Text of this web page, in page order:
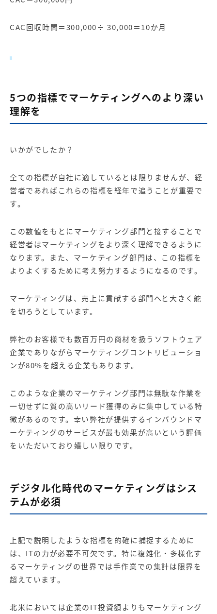
CAC回収時間＝300,000÷ 30,000＝10か月
5つの指標でマーケティングへのより深い
理解を
いかがでしたか？
全ての指標が自社に適しているとは限りませんが、経
営者であればこれらの指標を経年で追うことが重要で
す。
この数値をもとにマーケティング部門と接することで
経営者はマーケティングをより深く理解できるように
なります。また、マーケティング部門は、この指標を
よりよくするために考え努力するようになるのです。
マーケティングは、売上に貢献する部門へと大きく舵
を切ろうとしています。
弊社のお客様でも数百万円の商材を扱うソフトウェア
企業でありながらマーケティングコントリビューショ
ンが80%を超える企業もあります。
このような企業のマーケティング部門は無駄な作業を
一切せずに質の高いリード獲得のみに集中している特
徴があるのです。幸い弊社が提供するインバウンドマ
ーケティングのサービスが最も効果が高いという評価
をいただいており嬉しい限りです。
デジタル化時代のマーケティングはシス
テムが必須
上記で説明したような指標を的確に捕捉するために
は、ITの力が必要不可欠です。特に複雑化・多様化す
るマーケティングの世界では手作業での集計は限界を
超えています。
北米においては企業のIT投資額よりもマーケティング